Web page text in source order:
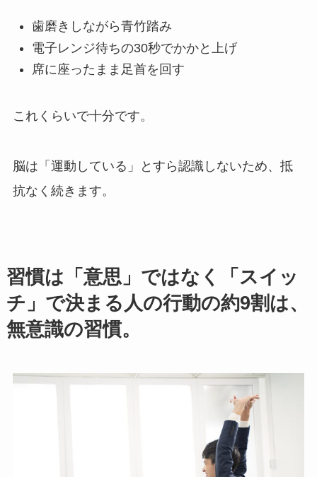
歯磨きしながら青竹踏み
電子レンジ待ちの30秒でかかと上げ
席に座ったまま足首を回す
これくらいで十分です。
脳は「運動している」とすら認識しないため、抵
抗なく続きます。
習慣は「意思」ではなく「スイッ
チ」で決まる人の行動の約9割は、
無意識の習慣。